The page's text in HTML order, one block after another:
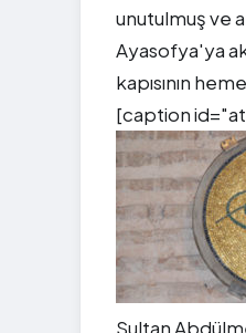
unutulmuş ve
Ayasofya'ya
kapısının
[caption
Sultan